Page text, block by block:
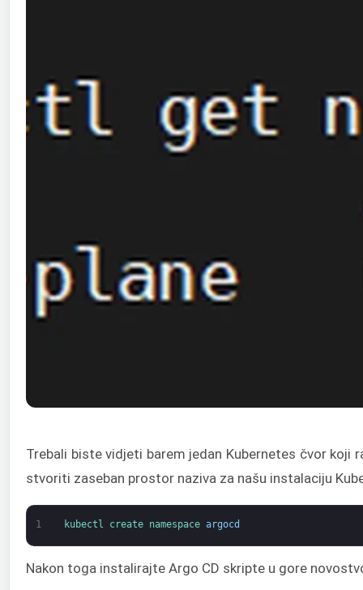
Trebali biste vidjeti barem jedan Kubernetes čvor koji
stvoriti zaseban prostor naziva za našu instalaciju
1 kubectl create namespace argocd
Nakon toga instalirajte Argo CD skripte u gore